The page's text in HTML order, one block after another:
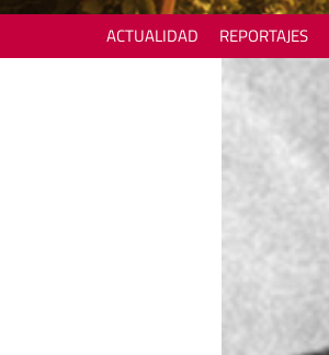
ACTUALIDAD REPORTAJES